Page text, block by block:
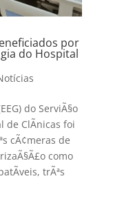
por
do Hospital
do ServiÃ§o
de ClÃ­nicas foi
cÃ¢meras de
como
trÃªs